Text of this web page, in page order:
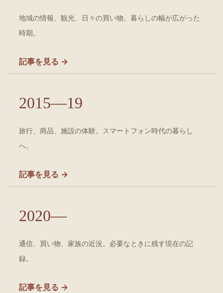
地域の情報、観光、日々の買い物。暮らしの幅が広がった
時期。
記事を見る →
2015—19
旅行、商品、施設の体験。スマートフォン時代の暮らし
へ。
記事を見る →
2020—
通信、買い物、家族の近況。必要なときに残す現在の記
録。
記事を見る →